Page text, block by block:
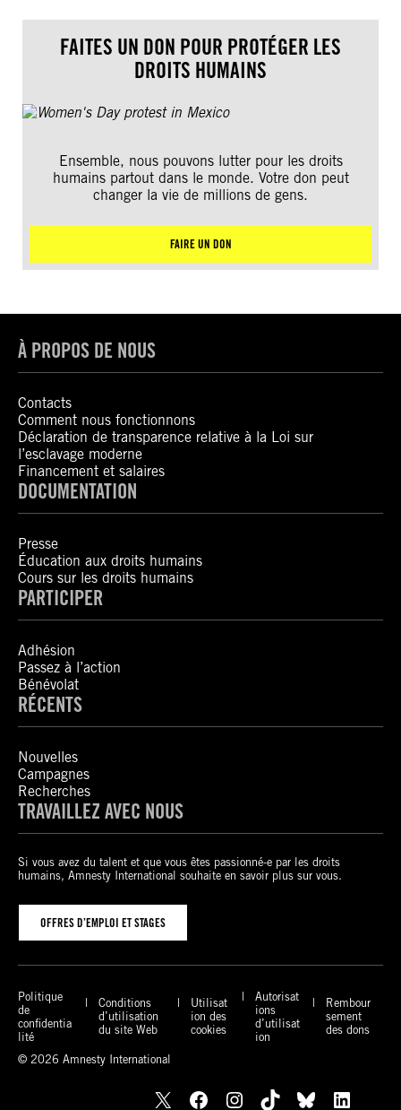
FAITES UN DON POUR PROTÉGER LES
DROITS HUMAINS
Ensemble, nous pouvons lutter pour les droits
humains partout dans le monde. Votre don peut
changer la vie de millions de gens.
FAIRE UN DON
À PROPOS DE NOUS
Contacts
Comment nous fonctionnons
Déclaration de transparence relative à la Loi sur
l’esclavage moderne
Financement et salaires
DOCUMENTATION
Presse
Éducation aux droits humains
Cours sur les droits humains
PARTICIPER
Adhésion
Passez à l’action
Bénévolat
RÉCENTS
Nouvelles
Campagnes
Recherches
TRAVAILLEZ AVEC NOUS
Si vous avez du talent et que vous êtes passionné-e par les droits
humains, Amnesty International souhaite en savoir plus sur vous.
OFFRES D’EMPLOI ET STAGES
Politique
de
confidentia
lité
Conditions
d’utilisation
du site Web
Utilisat
ion des
cookies
Autorisat
ions
d’utilisat
ion
Rembour
sement
des dons
© 2026 Amnesty International
X Facebook Instagram TikTok Bluesky LinkedIn